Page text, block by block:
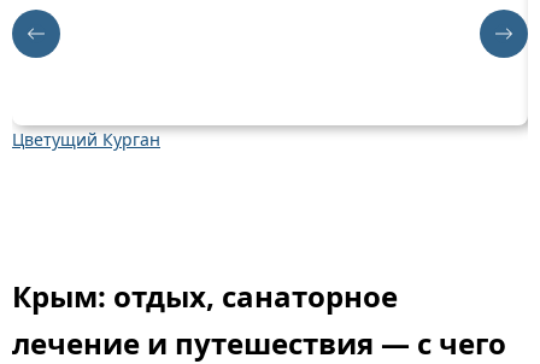
Цветущий Курган
Крым: отдых, санаторное
лечение и путешествия — с чего